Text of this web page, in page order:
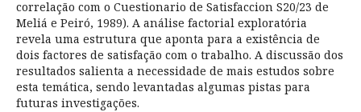
correlação com o Cuestionario de Satisfaccion S20/23 de
Meliá e Peiró, 1989). A análise factorial exploratória
revela uma estrutura que aponta para a existência de
dois factores de satisfação com o trabalho. A discussão dos
resultados salienta a necessidade de mais estudos sobre
esta temática, sendo levantadas algumas pistas para
futuras investigações.